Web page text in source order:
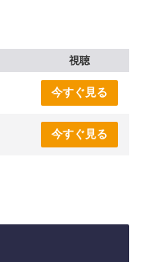
視聴
今すぐ見る
今すぐ見る